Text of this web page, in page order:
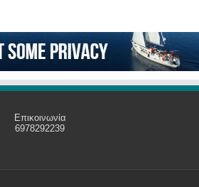
Επικοινωνία
6978292239